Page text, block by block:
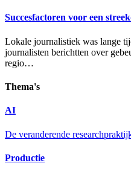
Succesfactoren voor een
Lokale journalistiek was lange
journalisten berichtten over
regio…
Thema's
AI
De veranderende
Productie